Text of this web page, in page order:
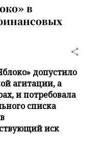
в
допустило
агитации, а
и потребовала
списка
иск